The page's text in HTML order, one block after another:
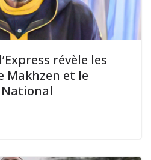
révèle les
Makhzen et le